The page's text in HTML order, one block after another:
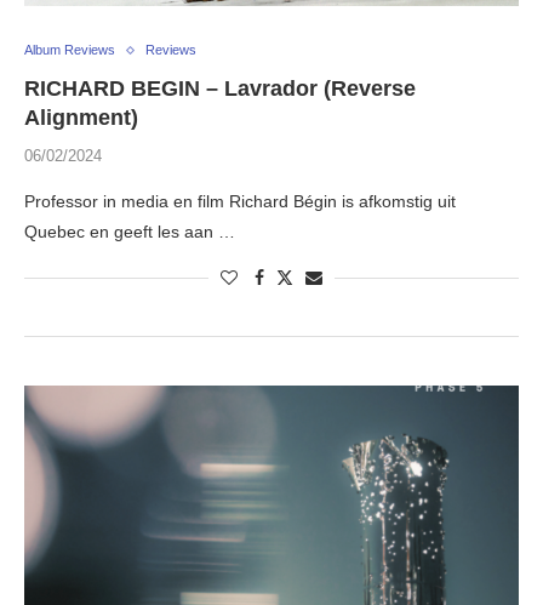
Album Reviews Reviews
RICHARD BEGIN – Lavrador (Reverse
Alignment)
06/02/2024
Professor in media en film Richard Bégin is afkomstig uit
Quebec en geeft les aan …